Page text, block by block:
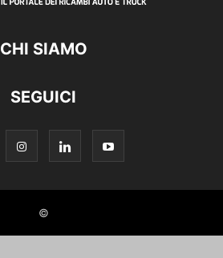
CHI SIAMO
SEGUICI
©